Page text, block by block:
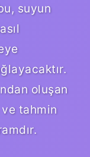
suyun
oluşan
tahmin